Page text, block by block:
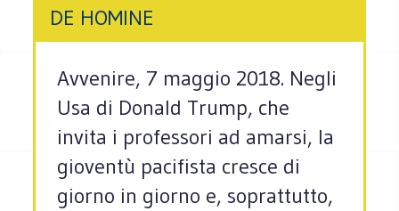
DE HOMINE
Avvenire, 7 maggio 2018. Negli
Usa di Donald Trump, che
invita i professori ad amarsi, la
gioventù pacifista cresce di
giorno in giorno e, soprattutto,